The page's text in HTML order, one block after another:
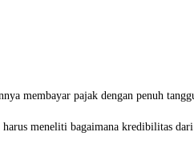
membayar pajak dengan penuh
meneliti bagaimana kredibilitas